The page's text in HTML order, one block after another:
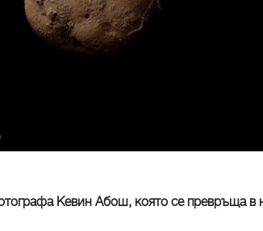
Кевин Абош, която се превръща в